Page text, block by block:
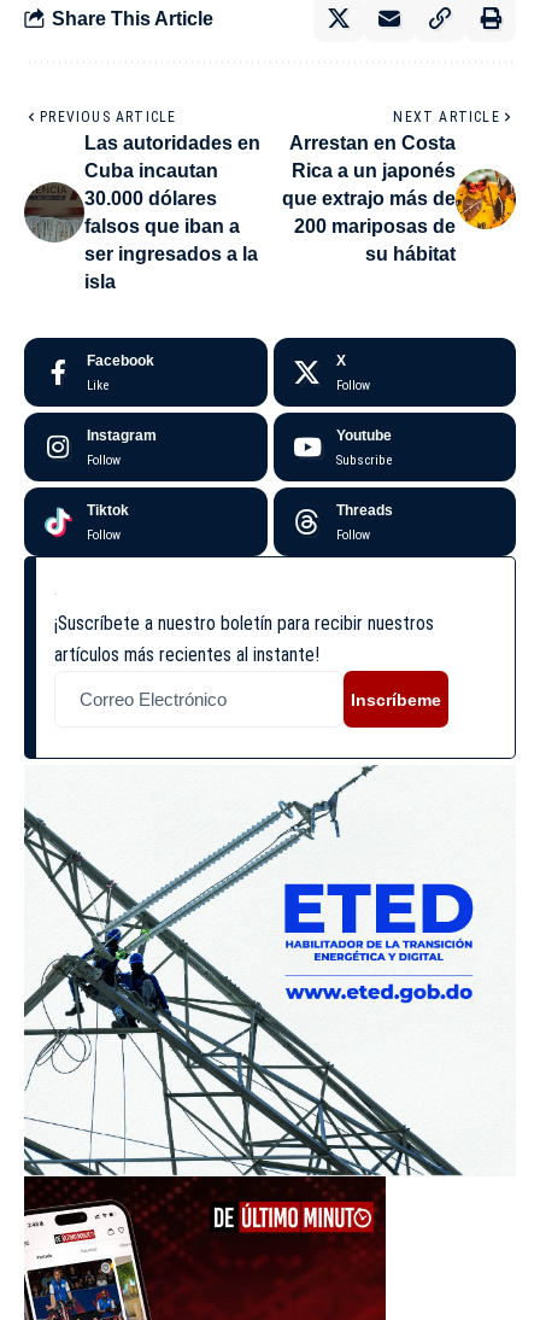
Share This Article
PREVIOUS ARTICLE
Las autoridades en
Cuba incautan
30.000 dólares
falsos que iban a
ser ingresados a la
isla
NEXT ARTICLE
Arrestan en Costa
Rica a un japonés
que extrajo más de
200 mariposas de
su hábitat
Facebook
Like
X
Follow
Instagram
Follow
Youtube
Subscribe
Tiktok
Follow
Threads
Follow
¡Suscríbete a nuestro boletín para recibir nuestros
artículos más recientes al instante!
Inscríbeme